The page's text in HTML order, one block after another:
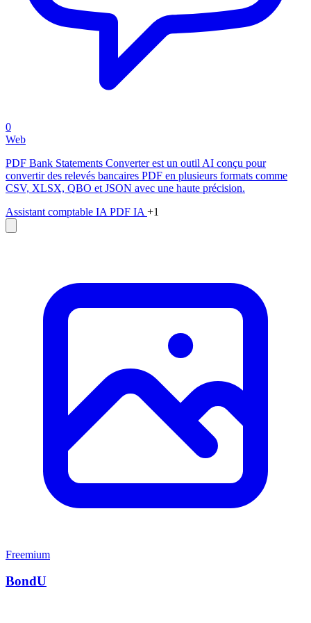
0
Web
PDF Bank Statements Converter est un outil AI conçu pour
convertir des relevés bancaires PDF en plusieurs formats comme
CSV, XLSX, QBO et JSON avec une haute précision.
Assistant comptable IA PDF IA +1
Freemium
BondU